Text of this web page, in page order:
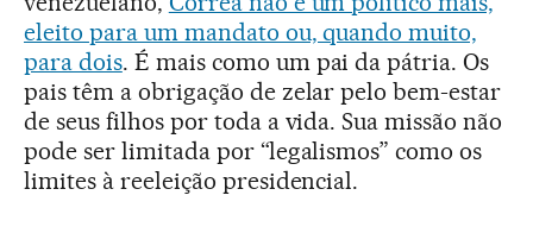
eleito para um mandato ou, quando muito,
para dois. É mais como um pai da pátria. Os
pais têm a obrigação de zelar pelo bem-estar
de seus filhos por toda a vida. Sua missão não
pode ser limitada por “legalismos” como os
limites à reeleição presidencial.